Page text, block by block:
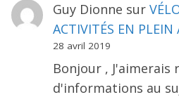
Guy Dionne sur
ACTIVITÉS EN PLEIN
28 avril 2019
Bonjour , J'aimerais
d'informations au